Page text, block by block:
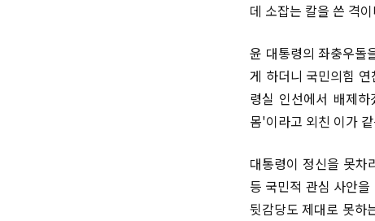
데 소잡는 칼을 쓴 격
윤 대통령의 좌충우돌
게 하더니 국민의힘
령실 인선에서 배제
몸'이라고 외친 이가
대통령이 정신을 못
등 국민적 관심 사안
뒷감당도 제대로 못하